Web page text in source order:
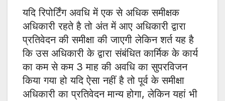
यदि रिपोर्टिंग अवधि में एक से अधिक समीक्षक
अधिकारी रहते है तो अंत में आए अधिकारी द्वारा
प्रतिवेदन की समीक्षा की जाएगी लेकिन शर्त यह है
कि उस अधिकारी के द्वारा संबंधित कार्मिक के कार्य
का कम से कम 3 माह की अवधि का सुपरविजन
किया गया हो यदि ऐसा नहीं है तो पूर्व के समीक्षा
अधिकारी का प्रतिवेदन मान्य होगा, लेकिन यहां भी